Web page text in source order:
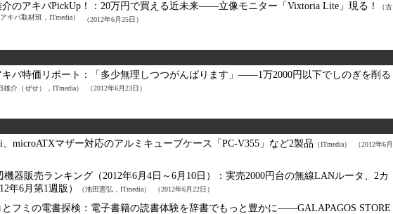
のアキバPickUp！： 20万円で買える近未来――立像モニター「Vixtoria Lite」現る！ （古
キバ取材班，ITmedia） （2012年6月25日）
バ特価リポート：
「多少無理しつつがんばります」――1万2000円以下でしのぎを削る
雄介（ぜせ），ITmedia） （2012年6月23日）
microATXマザー対応のアルミキューブケース「PC-V355」など2製品 （ITmedia） （2012年6月
機器販売ランキング（2012年6月4日～6月10日）： 実売2000円台の無線LANルータ、2カ
年6月第1週版）
（池田憲弘，ITmedia） （2012年6月22日）
とフミの電書探検： 電子書籍の読書体験を辞書でもっと豊かに――GALAPAGOS STORE